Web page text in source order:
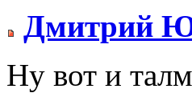
Дмитрий
Ну вот и